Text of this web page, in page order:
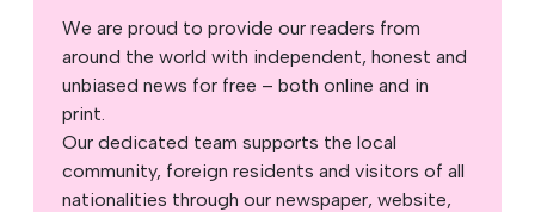
We are proud to provide our readers from
around the world with independent, honest and
unbiased news for free – both online and in
print.
Our dedicated team supports the local
community, foreign residents and visitors of all
nationalities through our newspaper, website,